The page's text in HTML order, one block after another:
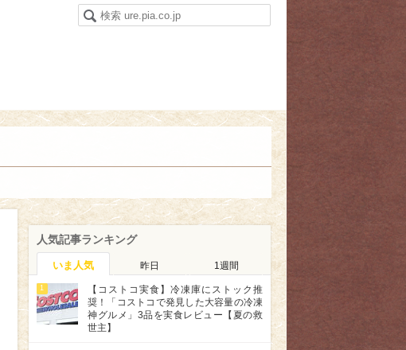
人気記事ランキング
いま人気 昨日 1週間
1
【コストコ実食】冷凍庫にストック推
奨！「コストコで発見した大容量の冷凍
神グルメ」3品を実食レビュー【夏の救
世主】